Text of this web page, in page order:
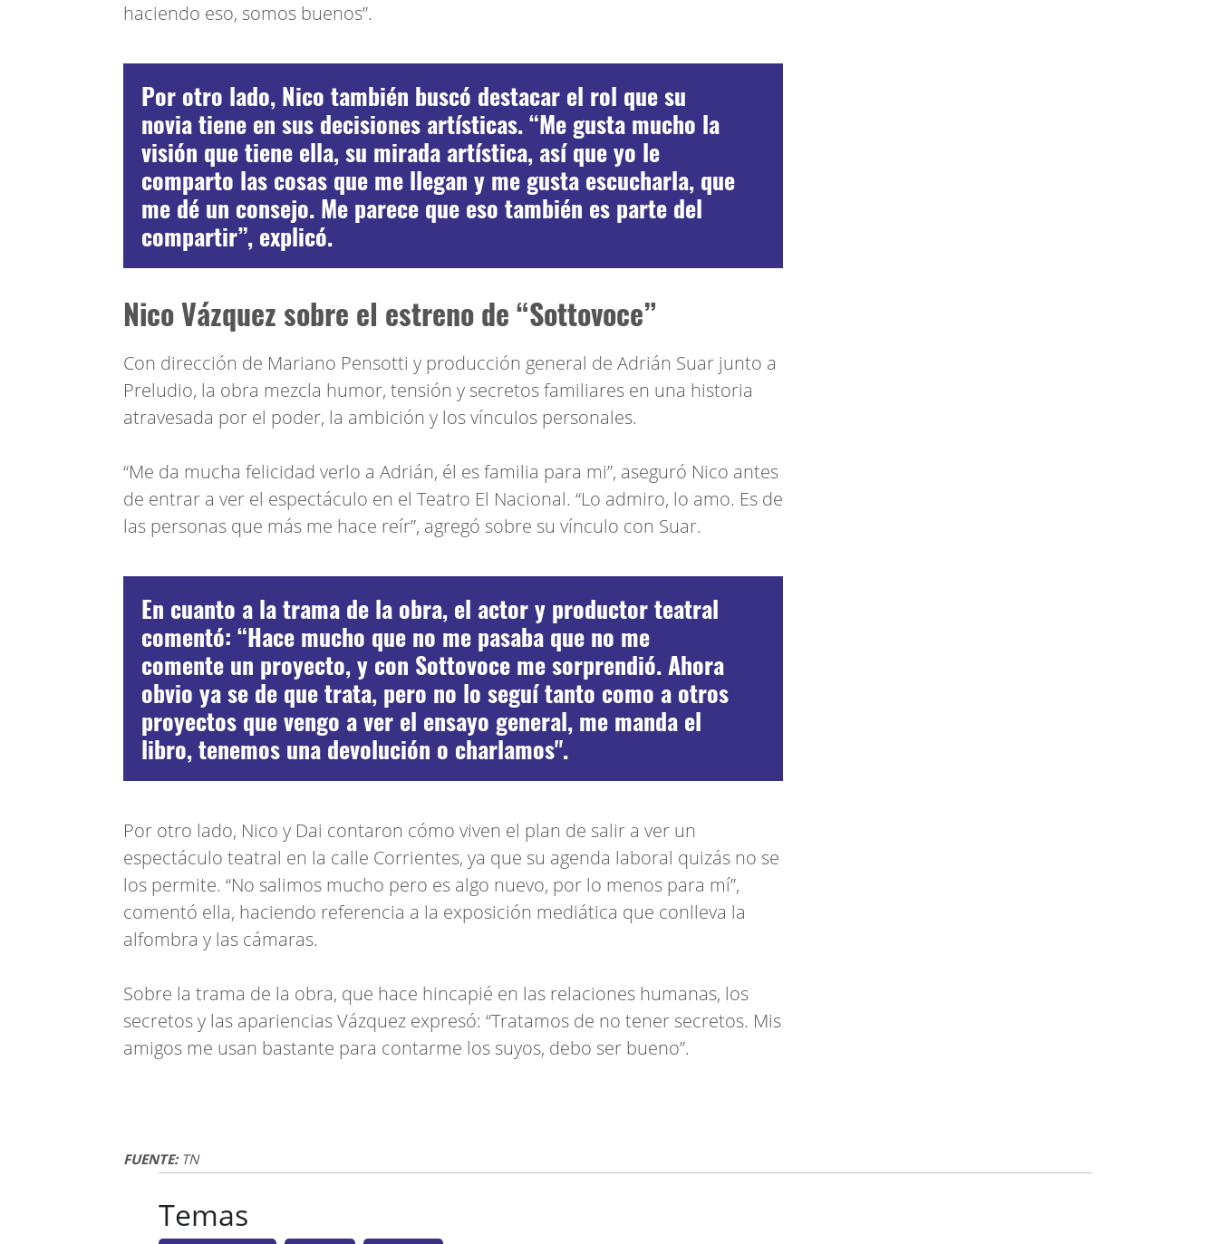
haciendo eso, somos buenos”.
Por otro lado, Nico también buscó destacar el rol que su
novia tiene en sus decisiones artísticas. “Me gusta mucho la
visión que tiene ella, su mirada artística, así que yo le
comparto las cosas que me llegan y me gusta escucharla, que
me dé un consejo. Me parece que eso también es parte del
compartir”, explicó.
Nico Vázquez sobre el estreno de “Sottovoce”
Con dirección de Mariano Pensotti y producción general de Adrián Suar junto a
Preludio, la obra mezcla humor, tensión y secretos familiares en una historia
atravesada por el poder, la ambición y los vínculos personales.
“Me da mucha felicidad verlo a Adrián, él es familia para mi”, aseguró Nico antes
de entrar a ver el espectáculo en el Teatro El Nacional. “Lo admiro, lo amo. Es de
las personas que más me hace reír”, agregó sobre su vínculo con Suar.
En cuanto a la trama de la obra, el actor y productor teatral
comentó: “Hace mucho que no me pasaba que no me
comente un proyecto, y con Sottovoce me sorprendió. Ahora
obvio ya se de que trata, pero no lo seguí tanto como a otros
proyectos que vengo a ver el ensayo general, me manda el
libro, tenemos una devolución o charlamos".
Por otro lado, Nico y Dai contaron cómo viven el plan de salir a ver un
espectáculo teatral en la calle Corrientes, ya que su agenda laboral quizás no se
los permite. “No salimos mucho pero es algo nuevo, por lo menos para mí”,
comentó ella, haciendo referencia a la exposición mediática que conlleva la
alfombra y las cámaras.
Sobre la trama de la obra, que hace hincapié en las relaciones humanas, los
secretos y las apariencias Vázquez expresó: “Tratamos de no tener secretos. Mis
amigos me usan bastante para contarme los suyos, debo ser bueno”.
FUENTE:TN
Temas